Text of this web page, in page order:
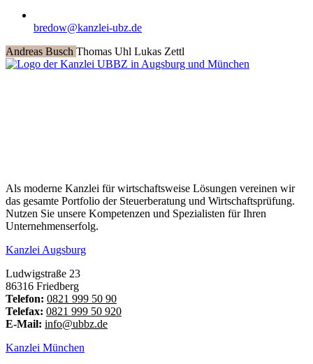
bredow@kanzlei-ubz.de
Andreas Busch Thomas Uhl Lukas Zettl
Als moderne Kanzlei für wirtschaftsweise Lösungen vereinen wir
das gesamte Portfolio der Steuerberatung und Wirtschaftsprüfung.
Nutzen Sie unsere Kompetenzen und Spezialisten für Ihren
Unternehmenserfolg.
Kanzlei Augsburg
Ludwigstraße 23
86316 Friedberg
Telefon: 0821 999 50 90
Telefax: 0821 999 50 920
E-Mail: info@ubbz.de
Kanzlei München